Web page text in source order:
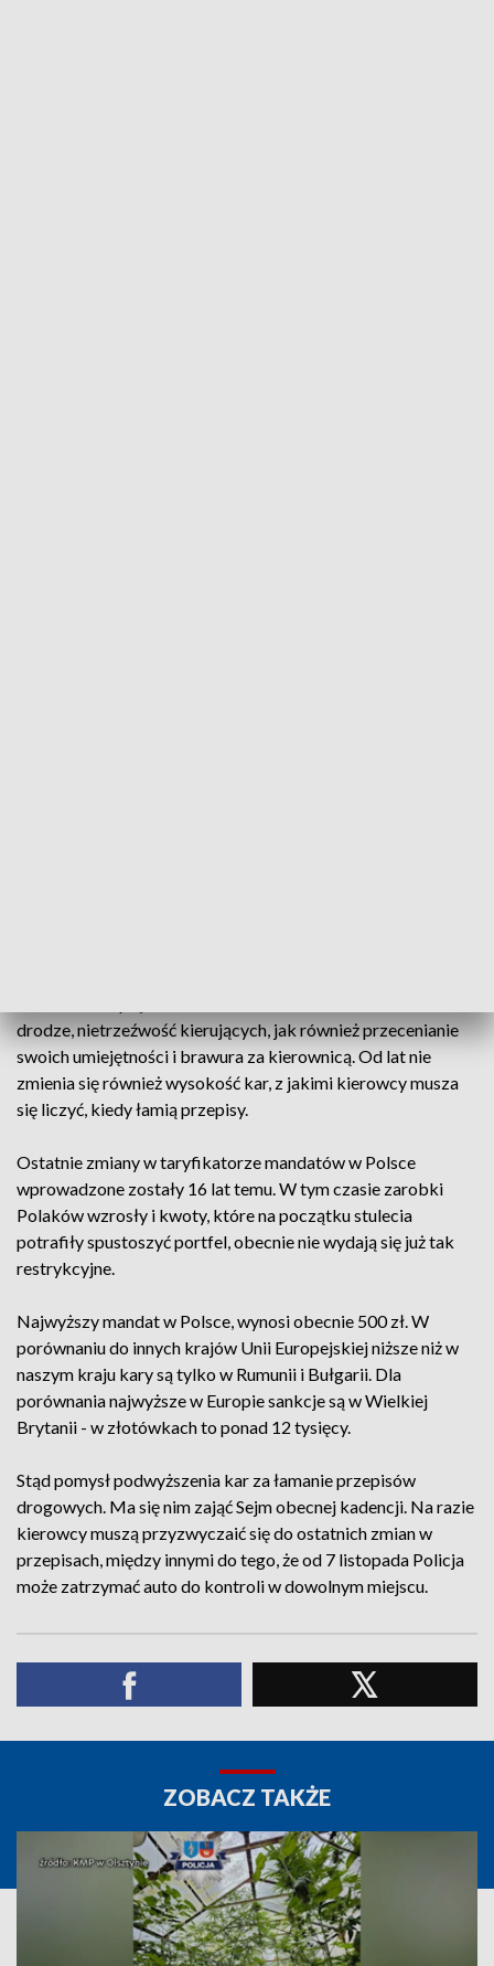
drodze, nietrzeźwość kierujących, jak również przecenianie
swoich umiejętności i brawura za kierownicą. Od lat nie
zmienia się również wysokość kar, z jakimi kierowcy musza
się liczyć, kiedy łamią przepisy.
Ostatnie zmiany w taryfikatorze mandatów w Polsce
wprowadzone zostały 16 lat temu. W tym czasie zarobki
Polaków wzrosły i kwoty, które na początku stulecia
potrafiły spustoszyć portfel, obecnie nie wydają się już tak
restrykcyjne.
Najwyższy mandat w Polsce, wynosi obecnie 500 zł. W
porównaniu do innych krajów Unii Europejskiej niższe niż w
naszym kraju kary są tylko w Rumunii i Bułgarii. Dla
porównania najwyższe w Europie sankcje są w Wielkiej
Brytanii - w złotówkach to ponad 12 tysięcy.
Stąd pomysł podwyższenia kar za łamanie przepisów
drogowych. Ma się nim zająć Sejm obecnej kadencji. Na razie
kierowcy muszą przyzwyczaić się do ostatnich zmian w
przepisach, między innymi do tego, że od 7 listopada Policja
może zatrzymać auto do kontroli w dowolnym miejscu.
ZOBACZ TAKŻE